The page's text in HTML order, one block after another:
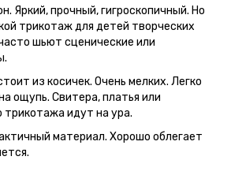
Яркий, прочный, гигроскопичный. Но
трикотаж для детей творческих
шьют сценические или
из косичек. Очень мелких. Легко
ощупь. Свитера, платья или
трикотажа идут на ура.
материал. Хорошо облегает